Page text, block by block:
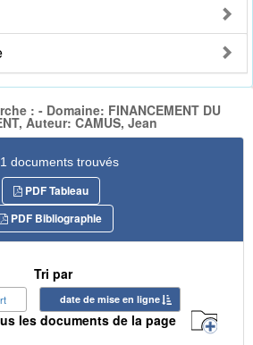
: - Domaine: FINANCEMENT DU
Auteur: CAMUS, Jean
1 documents trouvés
PDF Tableau
PDF Bibliographie
Tri par
date de mise en ligne
les documents de la page